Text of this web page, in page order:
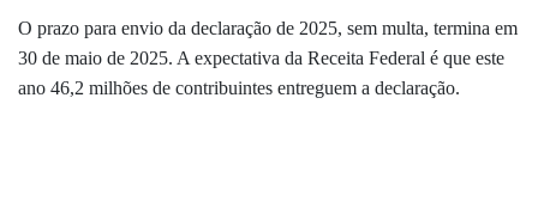
O prazo para envio da declaração de 2025, sem multa, termina em
30 de maio de 2025. A expectativa da Receita Federal é que este
ano 46,2 milhões de contribuintes entreguem a declaração.